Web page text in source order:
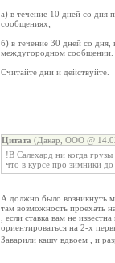
а) в течение 10 дней со дня
сообщениях;
б) в течение 30 дней со дня,
междугородном сообщении.
Считайте дни и действуйте.
Цитата (Дакар, ООО @
!В Салехард ни когда грузы
что в курсе про зимники
А должно было возникнуть
там возможность проехать
, если ставка вам не
ориентироваться на 2-х
Заварили кашу вдвоем , и